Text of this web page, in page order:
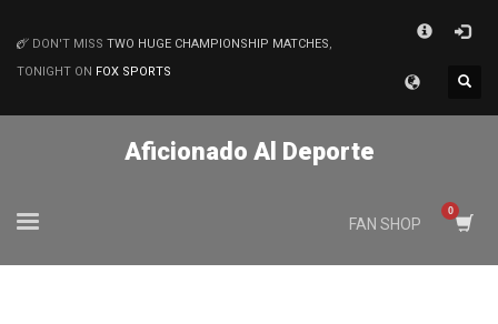
MATCHES
DON'T MISS TWO HUGE CHAMPIONSHIP MATCHES,
TONIGHT ON FOX SPORTS
Aficionado Al Deporte
FAN SHOP